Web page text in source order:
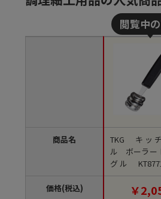
商品名
価格(税込)
TKG キッ
ル ボーラー
グル
（ご注文単
【直送品】
￥